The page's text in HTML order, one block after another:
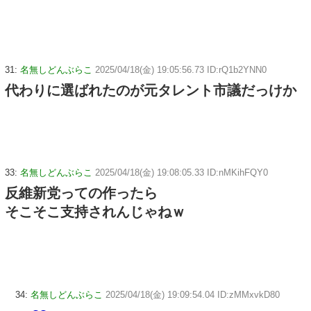
31: 名無しどんぶらこ 2025/04/18(金) 19:05:56.73 ID:rQ1b2YNN0
代わりに選ばれたのが元タレント市議だっけか
33: 名無しどんぶらこ 2025/04/18(金) 19:08:05.33 ID:nMKihFQY0
反維新党っての作ったら
そこそこ支持されんじゃねｗ
34: 名無しどんぶらこ 2025/04/18(金) 19:09:54.04 ID:zMMxvkD80